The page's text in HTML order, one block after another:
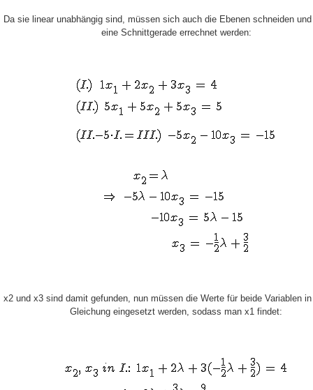
Da sie linear unabhängig sind, müssen sich auch die Ebenen schneiden
eine Schnittgerade errechnet werden:
x2 und x3 sind damit gefunden, nun müssen die Werte für beide Variablen
Gleichung eingesetzt werden, sodass man x1 findet: